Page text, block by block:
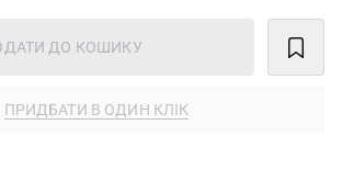
ДО КОШИКУ
ПРИДБАТИ В ОДИН КЛІК